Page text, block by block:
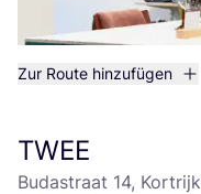
Zur Route hinzufügen
TWEE
Budastraat 14, Kortrijk